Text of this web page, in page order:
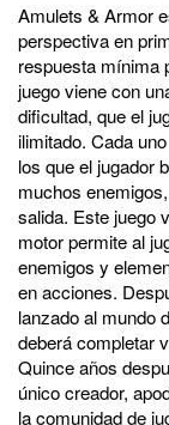
Amulets & Armor
perspectiva en
respuesta mínima
juego viene con
dificultad, que el
ilimitado. Cada
los que el jugador
muchos
salida. Este juego
motor permite al
enemigos y
en acciones.
lanzado al mundo
deberá completar
Quince años
único creador,
la comunidad de